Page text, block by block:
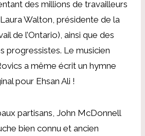
des millions de travailleurs
Walton, présidente de la
de l’Ontario), ainsi que des
progressistes. Le musicien
a même écrit un hymne
pour Ehsan Ali !
partisans, John McDonnell
bien connu et ancien